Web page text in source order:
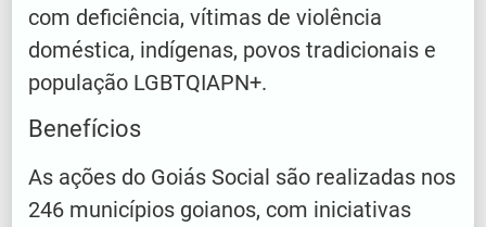
com deficiência, vítimas de violência
doméstica, indígenas, povos tradicionais e
população LGBTQIAPN+.
Benefícios
As ações do Goiás Social são realizadas nos
246 municípios goianos, com iniciativas